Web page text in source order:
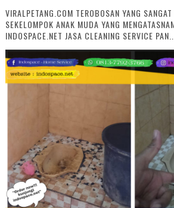
VIRALPETANG.COM TEROBOSAN YANG
SEKELOMPOK ANAK MUDA YANG
INDOSPACE.NET JASA CLEANING SERVICE PAN...